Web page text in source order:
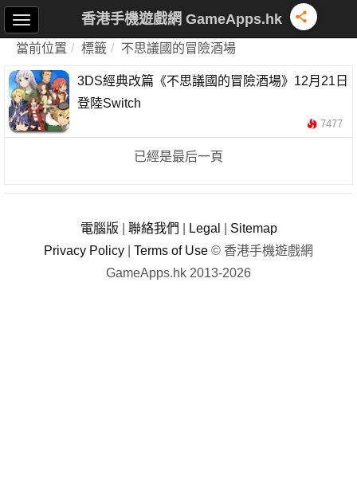
香港手機遊戲網 GameApps.hk
當前位置 標籤 不思議國的冒險酒場
3DS經典改篇《不思議國的冒險酒場》12月21日
登陸Switch
7477
已經是最后一頁
電腦版 聯絡我們 Legal
Sitemap
Privacy Policy
Terms of Use © 香港手機遊戲網
GameApps.hk 2013-2026